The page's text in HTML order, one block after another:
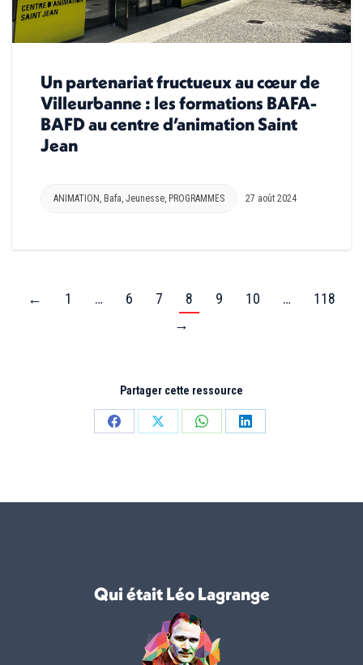
Un partenariat fructueux au cœur de
Villeurbanne : les formations BAFA-
BAFD au centre d’animation Saint
Jean
ANIMATION Bafa Jeunesse PROGRAMMES 27 août 2024
← 1 … 6 7 8 9 10 …
118
→
Partager cette ressource
PartagerPartagerPartagerPartager
Qui était Léo Lagrange